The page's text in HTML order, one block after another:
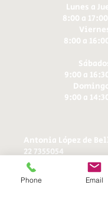
Lunes a
8:00 a
8:00 a
9:00 a
9:00 a
Antonia López de
22 7355054
22 7375725
+56 9 75224598
d
Phone Email